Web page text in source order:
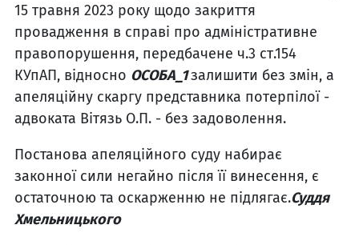
15 травня 2023 року щодо закриття
провадження в справі про адміністративне
правопорушення, передбачене ч.3 ст.154
КУпАП, відносно ОСОБА_1залишити без змін, а
апеляційну скаргу представника потерпілої -
адвоката Вітязь О.П. - без задоволення.
Постанова апеляційного суду набирає
законної сили негайно після її винесення, є
остаточною та оскарженню не підлягає.Суддя
Хмельницького